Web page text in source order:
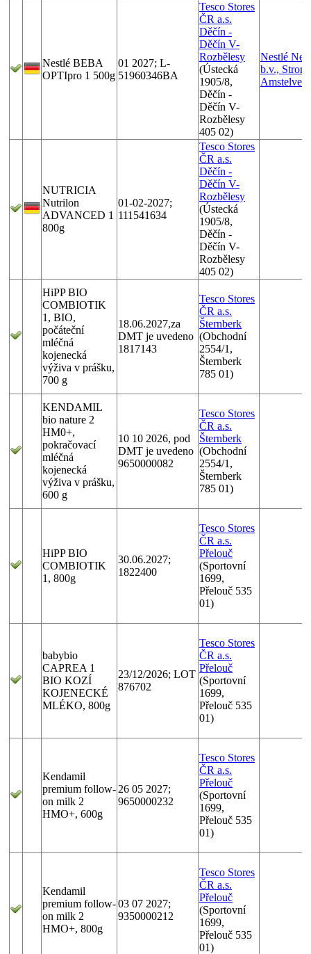
Nestlé BEBA
OPTIpro 1 500g
01 2027; L-
51960346BA
Tesco Stores
ČR a.s.
Děčín -
Děčín V-
Rozbělesy
(Ústecká
1905/8,
Děčín -
Děčín V-
Rozbělesy
405 02)
Nestlé
b.v.,
NUTRICIA
Nutrilon
ADVANCED 1
800g
01-02-2027;
111541634
Tesco Stores
ČR a.s.
Děčín -
Děčín V-
Rozbělesy
(Ústecká
1905/8,
Děčín -
Děčín V-
Rozbělesy
405 02)
HiPP BIO
COMBIOTIK
1, BIO,
počáteční
mléčná
kojenecká
výživa v prášku,
700 g
18.06.2027,za
DMT je uvedeno
1817143
Tesco Stores
ČR a.s.
Šternberk
(Obchodní
2554/1,
Šternberk
785 01)
KENDAMIL
bio nature 2
HM0+,
pokračovací
mléčná
kojenecká
výživa v prášku,
600 g
10 10 2026, pod
DMT je uvedeno
9650000082
Tesco Stores
ČR a.s.
Šternberk
(Obchodní
2554/1,
Šternberk
785 01)
HiPP BIO
COMBIOTIK
1, 800g
30.06.2027;
1822400
Tesco Stores
ČR a.s.
Přelouč
(Sportovní
1699,
Přelouč 535
01)
babybio
CAPREA 1
BIO KOZÍ
KOJENECKÉ
MLÉKO, 800g
23/12/2026; LOT
876702
Tesco Stores
ČR a.s.
Přelouč
(Sportovní
1699,
Přelouč 535
01)
Kendamil
premium follow-
on milk 2
HMO+, 600g
26 05 2027;
9650000232
Tesco Stores
ČR a.s.
Přelouč
(Sportovní
1699,
Přelouč 535
01)
Kendamil
premium follow-
on milk 2
HMO+, 800g
03 07 2027;
9350000212
Tesco Stores
ČR a.s.
Přelouč
(Sportovní
1699,
Přelouč 535
01)